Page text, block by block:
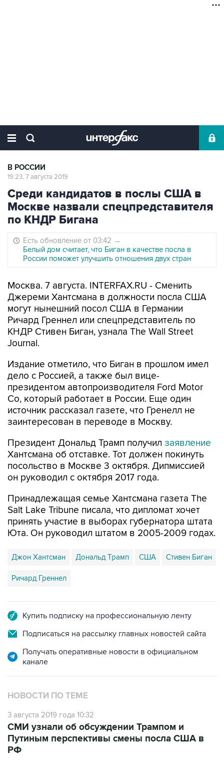
В РОССИИ
19:23, 7 августа 2019
Среди кандидатов в послы США в
Москве назвали спецпредставителя
по КНДР Бигана
Есть обновление от 03:42 →
Белый дом считает, что Биган в качестве посла в
России поможет улучшить отношения двух стран
Москва. 7 августа. INTERFAX.RU - Сменить
Джереми Хантсмана в должности посла США
могут нынешний посол США в Германии
Ричард Греннел или спецпредставитель по
КНДР Стивен Биган, узнала The Wall Street
Journal.
Издание отметило, что Биган в прошлом имел
дело с Россией, а также был вице-
президентом автопроизводителя Ford Motor
Co, который работает в России. Еще один
источник рассказал газете, что Гренелл не
заинтересован в переводе в Москву.
Президент Дональд Трамп получил заявление
Хантсмана об отставке. Тот должен покинуть
посольство в Москве 3 октября. Дипмиссией
он руководил с октября 2017 года.
Принадлежащая семье Хантсмана газета The
Salt Lake Tribune писала, что дипломат хочет
принять участие в выборах губернатора штата
Юта. Он руководил штатом в 2005-2009 годах.
Джон Хантсман Дональд Трамп США Стивен Биган
Ричард Греннел
Купить подписку на профессиональную ленту
Подписаться на рассылку главных новостей сайта
Получать оперативные новости в официальном
канале
НОВОСТИ ПО ТЕМЕ
3 августа 2019 года 10:32
СМИ узнали об обсуждении Трампом и
Путиным перспективы смены посла США в
РФ